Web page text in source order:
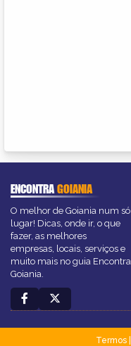
ENCONTRAGOIANIA
O melhor de Goiania num só
lugar! Dicas, onde ir, o que
fazer, as melhores
empresas, locais, serviços e
muito mais no guia Encontra
Goiania.
Termos|